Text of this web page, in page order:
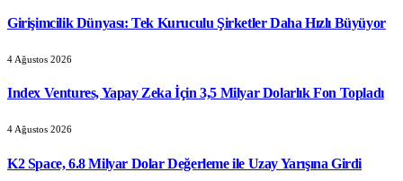
Girişimcilik Dünyası: Tek Kuruculu Şirketler Daha Hızlı Büyüyor
4 Ağustos 2026
Index Ventures, Yapay Zeka İçin 3,5 Milyar Dolarlık Fon Topladı
4 Ağustos 2026
K2 Space, 6.8 Milyar Dolar Değerleme ile Uzay Yarışına Girdi